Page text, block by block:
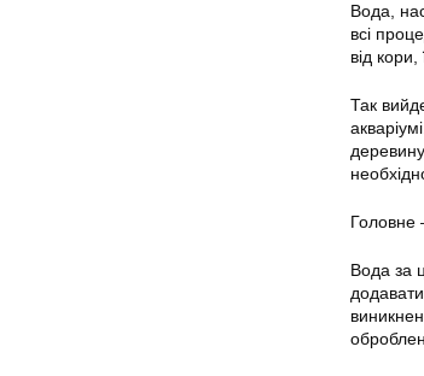
Вода,
всі
від
Так
Головне
Вода за